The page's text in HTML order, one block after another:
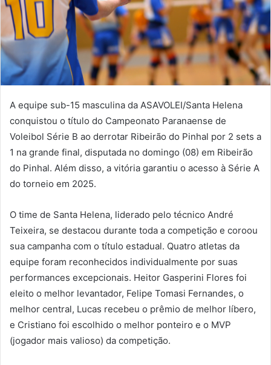
A equipe sub-15 masculina da ASAVOLEI/Santa Helena
conquistou o título do Campeonato Paranaense de
Voleibol Série B ao derrotar Ribeirão do Pinhal por 2 sets a
1 na grande final, disputada no domingo (08) em Ribeirão
do Pinhal. Além disso, a vitória garantiu o acesso à Série A
do torneio em 2025.
O time de Santa Helena, liderado pelo técnico André
Teixeira, se destacou durante toda a competição e coroou
sua campanha com o título estadual. Quatro atletas da
equipe foram reconhecidos individualmente por suas
performances excepcionais. Heitor Gasperini Flores foi
eleito o melhor levantador, Felipe Tomasi Fernandes, o
melhor central, Lucas recebeu o prêmio de melhor líbero,
e Cristiano foi escolhido o melhor ponteiro e o MVP
(jogador mais valioso) da competição.